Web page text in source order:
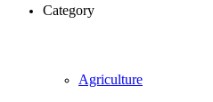
Category
Agriculture